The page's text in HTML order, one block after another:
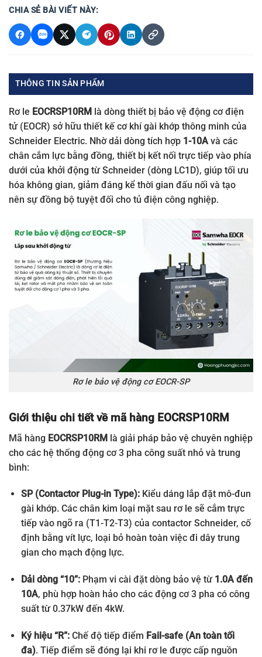
CHIA SẺ BÀI VIẾT NÀY:
THÔNG TIN SẢN PHẨM
Rơ le EOCRSP10RM là dòng thiết bị bảo vệ động cơ điện
tử (EOCR) sở hữu thiết kế cơ khí gài khớp thông minh của
Schneider Electric. Nhờ dải dòng tích hợp 1-10A và các
chân cắm lực bằng đồng, thiết bị kết nối trực tiếp vào phía
dưới của khởi động từ Schneider (dòng LC1D), giúp tối ưu
hóa không gian, giảm đáng kể thời gian đấu nối và tạo
nên sự đồng bộ tuyệt đối cho tủ điện công nghiệp.
Rơ le bảo vệ động cơ EOCR-SP
Giới thiệu chi tiết về mã hàng EOCRSP10RM
Mã hàng EOCRSP10RM là giải pháp bảo vệ chuyên nghiệp
cho các hệ thống động cơ 3 pha công suất nhỏ và trung
bình:
SP (Contactor Plug-in Type):Kiểu dáng lắp đặt mô-đun
gài khớp. Các chân kim loại mặt sau rơ le sẽ cắm trực
tiếp vào ngõ ra (T1-T2-T3) của contactor Schneider, cố
định bằng vít lực, loại bỏ hoàn toàn việc đi dây trung
gian cho mạch động lực.
Dải dòng “10”:Phạm vi cài đặt dòng bảo vệ từ 1.0A đến
10A, phù hợp hoàn hảo cho các động cơ 3 pha có công
suất từ 0.37kW đến 4kW.
Ký hiệu “R”:Chế độ tiếp điểm Fail-safe (An toàn tối
đa). Tiếp điểm sẽ đóng lại khi rơ le được cấp nguồn